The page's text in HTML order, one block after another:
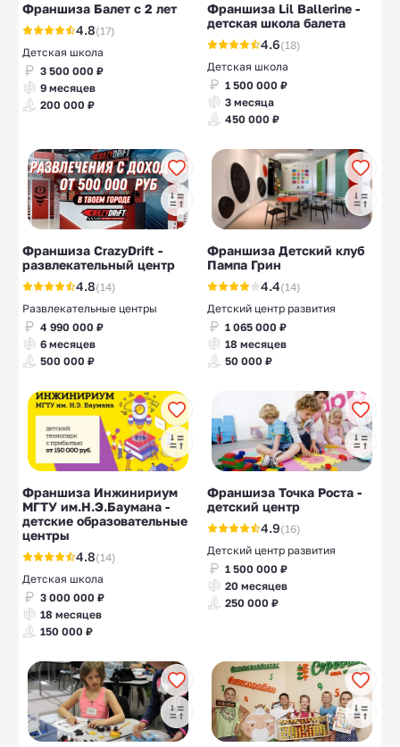
Франшиза Балет с 2 лет
4.8(17)
Детская школа
3 500 000 ₽
9 месяцев
200 000 ₽
Франшиза Lil Ballerine -
детская школа балета
4.6(18)
Детская школа
1 500 000 ₽
3 месяца
450 000 ₽
Франшиза CrazyDrift -
развлекательный центр
4.8(14)
Развлекательные центры
4 990 000 ₽
6 месяцев
500 000 ₽
Франшиза Детский клуб
Пампа Грин
4.4(14)
Детский центр развития
1 065 000 ₽
18 месяцев
50 000 ₽
Франшиза Инжинириум
МГТУ им.Н.Э.Баумана -
детские образовательные
центры
4.8(14)
Детская школа
3 000 000 ₽
18 месяцев
150 000 ₽
Франшиза Точка Роста -
детский центр
4.9(16)
Детский центр развития
1 500 000 ₽
20 месяцев
250 000 ₽